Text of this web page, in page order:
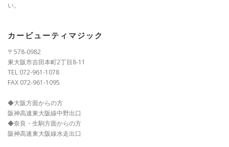
い。
カービューティマジック
〒578-0982
東大阪市吉田本町2丁目8-11
TEL 072-961-1078
FAX 072-961-1095
◆大阪方面からの方
阪神高速東大阪線中野出口
◆奈良・生駒方面からの方
阪神高速東大阪線水走出口